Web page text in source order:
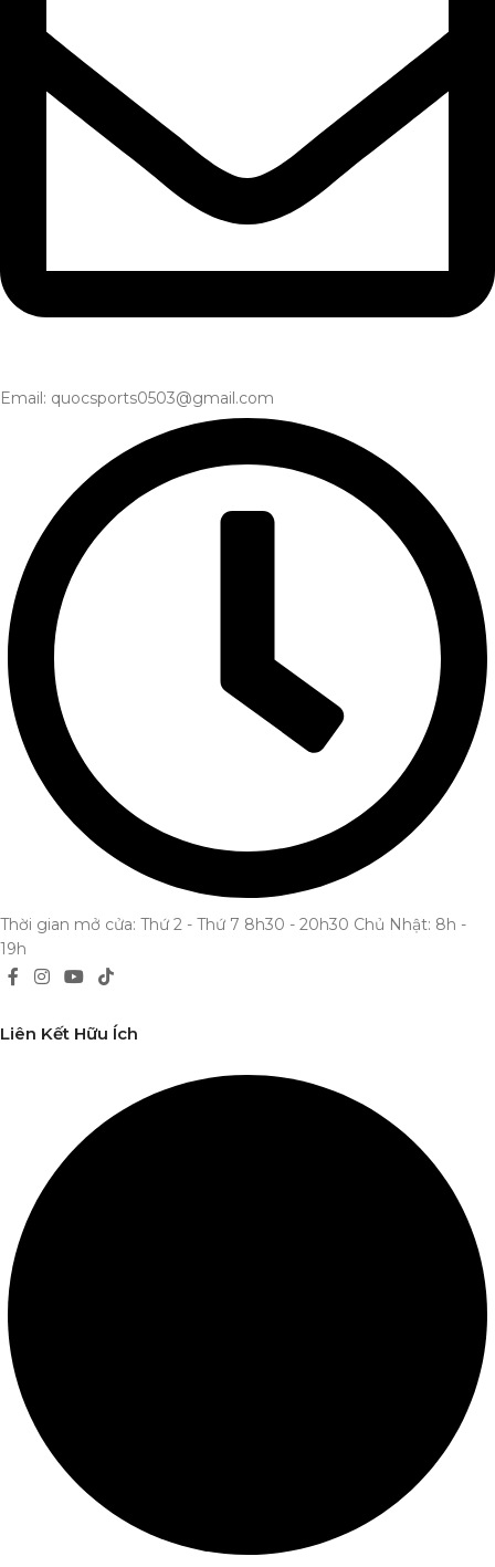
Email: quocsports0503@gmail.com
Thời gian mở cửa: Thứ 2 - Thứ 7 8h30 - 20h30 Chủ Nhật: 8h -
19h
Liên Kết Hữu Ích